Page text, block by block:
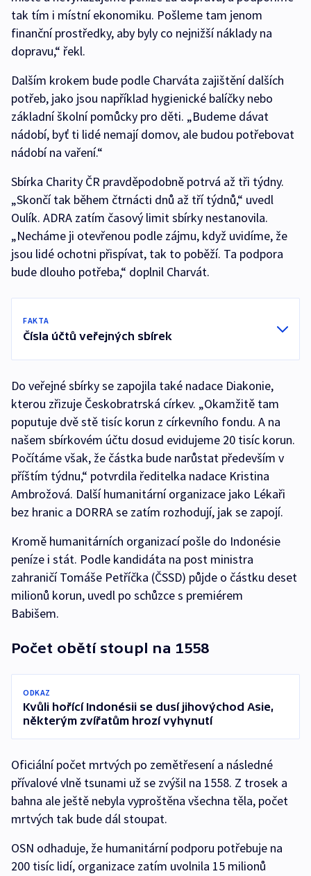
tak tím i místní ekonomiku. Pošleme tam jenom
finanční prostředky, aby byly co nejnižší náklady na
dopravu,“ řekl.
Dalším krokem bude podle Charváta zajištění dalších
potřeb, jako jsou například hygienické balíčky nebo
základní školní pomůcky pro děti. „Budeme dávat
nádobí, byť ti lidé nemají domov, ale budou potřebovat
nádobí na vaření.“
Sbírka Charity ČR pravděpodobně potrvá až tři týdny.
„Skončí tak během čtrnácti dnů až tří týdnů,“ uvedl
Oulík. ADRA zatím časový limit sbírky nestanovila.
„Necháme ji otevřenou podle zájmu, když uvidíme, že
jsou lidé ochotni přispívat, tak to poběží. Ta podpora
bude dlouho potřeba,“ doplnil Charvát.
FAKTA
Čísla účtů veřejných sbírek
Do veřejné sbírky se zapojila také nadace Diakonie,
kterou zřizuje Českobratrská církev. „Okamžitě tam
poputuje dvě stě tisíc korun z církevního fondu. A na
našem sbírkovém účtu dosud evidujeme 20 tisíc korun.
Počítáme však, že částka bude narůstat především v
příštím týdnu,“ potvrdila ředitelka nadace Kristina
Ambrožová. Další humanitární organizace jako Lékaři
bez hranic a DORRA se zatím rozhodují, jak se zapojí.
Kromě humanitárních organizací pošle do Indonésie
peníze i stát. Podle kandidáta na post ministra
zahraničí Tomáše Petříčka (ČSSD) půjde o částku deset
milionů korun, uvedl po schůzce s premiérem
Babišem.
Počet obětí stoupl na 1558
ODKAZ
Kvůli hořící Indonésii se dusí jihovýchod Asie,
některým zvířatům hrozí vyhynutí
Oficiální počet mrtvých po zemětřesení a následné
přívalové vlně tsunami už se zvýšil na 1558. Z trosek a
bahna ale ještě nebyla vyproštěna všechna těla, počet
mrtvých tak bude dál stoupat.
OSN odhaduje, že humanitární podporu potřebuje na
200 tisíc lidí, organizace zatím uvolnila 15 milionů